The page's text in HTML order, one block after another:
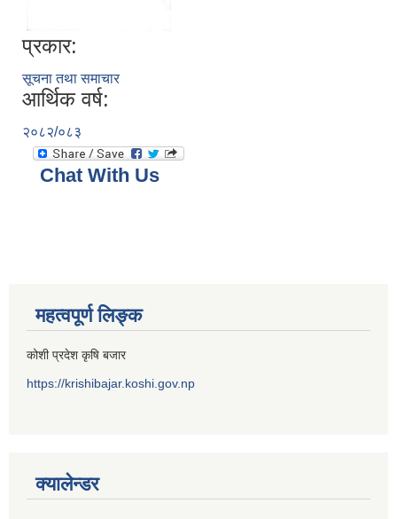
प्रकार:
सूचना तथा समाचार
आर्थिक वर्ष:
२०८२/०८३
Chat With Us
महत्वपूर्ण लिङ्क
कोशी प्रदेश कृषि बजार
https://krishibajar.koshi.gov.np
क्यालेन्डर